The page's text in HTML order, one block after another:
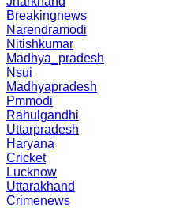
Breakingnews
Narendramodi
Nitishkumar
Madhya_pradesh
Nsui
Madhyapradesh
Pmmodi
Rahulgandhi
Uttarpradesh
Haryana
Cricket
Lucknow
Uttarakhand
Crimenews